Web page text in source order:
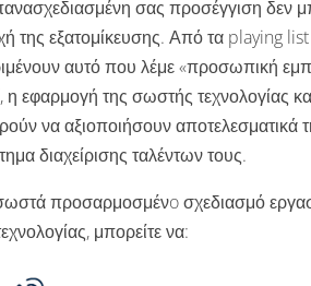
σας προσέγγιση δεν
της εξατομίκευσης. Από τα playing
αυτό που λέμε «προσωπική
η εφαρμογή της σωστής τεχνολογίας
να αξιοποιήσουν αποτελεσματικά
διαχείρισης ταλέντων τους.
προσαρμοσμένo σχεδιασμό
μπορείτε να: